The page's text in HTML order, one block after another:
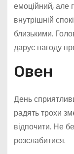
емоційний, але
внутрішній
близькими.
дарує нагоду
Овен
День
радять трохи
відпочити. Не
розслабитися.